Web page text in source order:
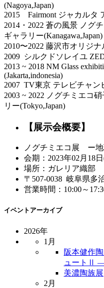
(Nagoya,Japan)
2015 Fairmont ジャカルタ
2014・2022 蒼の風景 ノグ
ギャラリー(Kanagawa,Japan)
2010〜2022 藤沢市オリジ
2009 シルクドソレイユ
2013 ~ 2018 NM Glass
(Jakarta,indonesia)
2007 TV東京 テレビチャン
2003 ~ 2022 ノグチミエコ
リー(Tokyo,Japan)
【展示会概要】
ノグチミエコ展 ー
会期：2023年02月18
場所：ガレリア織部
〒507-0038 岐阜県多
営業時間：10:00～
イベントアーカイブ
2026年
1月
阪本健作
ュートⅡ ―
美濃陶族展
2月